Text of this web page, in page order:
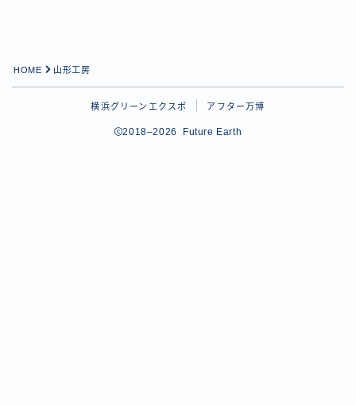
HOME 山形工房
横浜グリーンエクスポ アフター万博
2018–2026 Future Earth